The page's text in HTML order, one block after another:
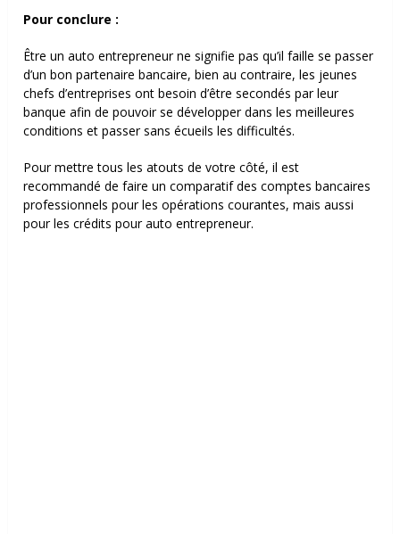
Pour conclure :
Être un auto entrepreneur ne signifie pas qu’il faille se passer
d’un bon partenaire bancaire, bien au contraire, les jeunes
chefs d’entreprises ont besoin d’être secondés par leur
banque afin de pouvoir se développer dans les meilleures
conditions et passer sans écueils les difficultés.
Pour mettre tous les atouts de votre côté, il est
recommandé de faire un comparatif des comptes bancaires
professionnels pour les opérations courantes, mais aussi
pour les crédits pour auto entrepreneur.